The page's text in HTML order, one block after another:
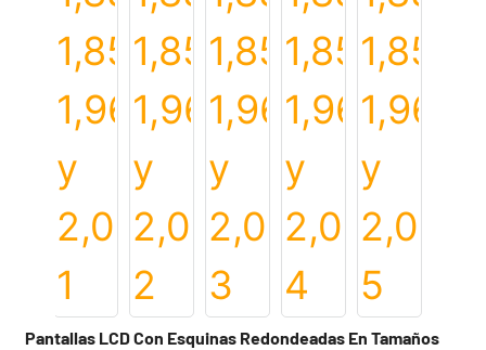
Pantallas LCD Con Esquinas Redondeadas En Tamaños